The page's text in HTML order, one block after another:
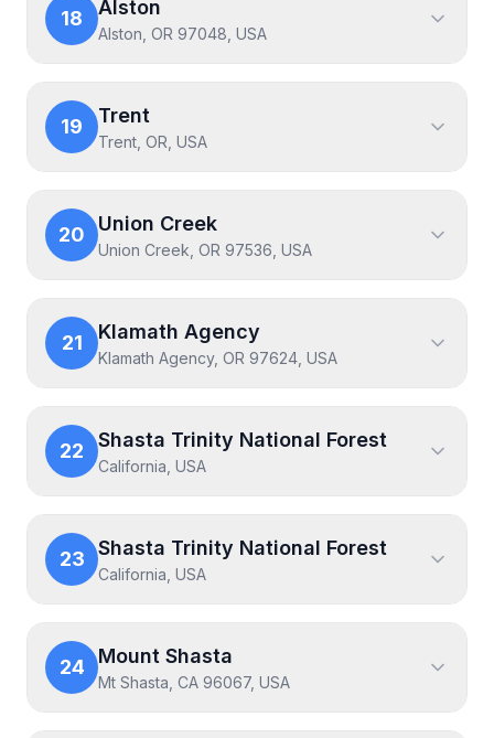
18 Alston
Alston, OR 97048, USA
19 Trent
Trent, OR, USA
20 Union Creek
Union Creek, OR 97536, USA
21 Klamath Agency
Klamath Agency, OR 97624, USA
22 Shasta Trinity National Forest
California, USA
23 Shasta Trinity National Forest
California, USA
24 Mount Shasta
Mt Shasta, CA 96067, USA